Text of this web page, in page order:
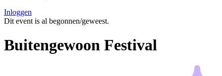
Inloggen
Dit event is al begonnen/geweest.
Buitengewoon Festival